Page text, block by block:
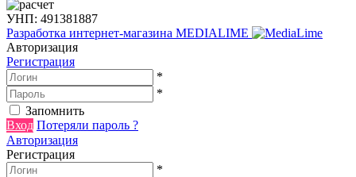
УНП: 491381887
Разработка интернет-магазина MEDIALIME
Авторизация
Регистрация
*
*
Запомнить
Вход Потеряли пароль ?
Авторизация
Регистрация
*